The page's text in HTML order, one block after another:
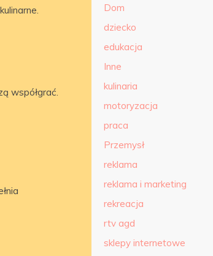
współgrać.
Dom
dziecko
edukacja
Inne
kulinaria
motoryzacja
praca
Przemysł
reklama
reklama i marketing
rekreacja
rtv agd
sklepy internetowe